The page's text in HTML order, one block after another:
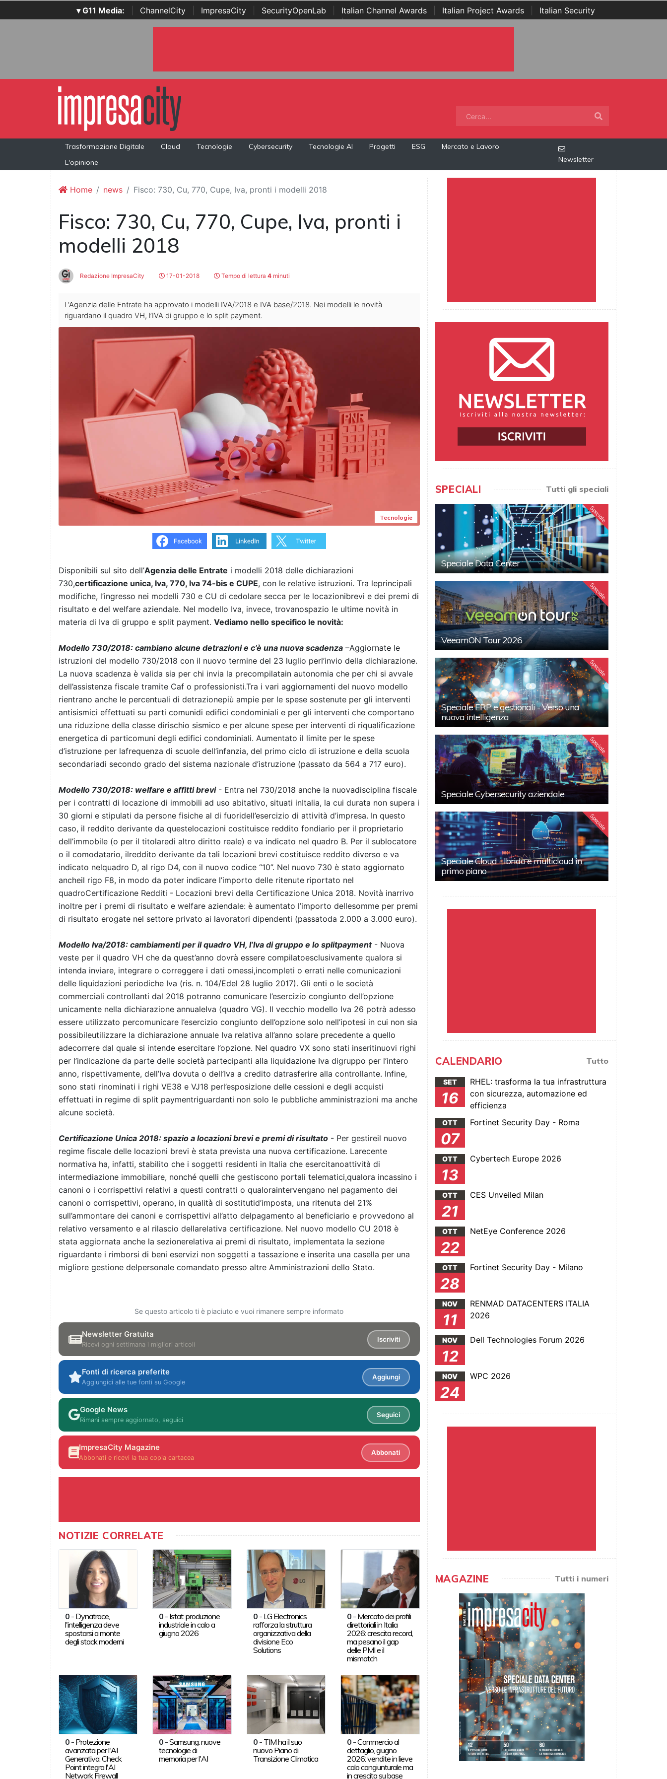
▾ G11 Media: ChannelCity ImpresaCity SecurityOpenLab Italian Channel Awards Italian Project Awards
Italian Security
Awards | ...
Trasformazione Digitale Cloud Tecnologie Cybersecurity Tecnologie AI Progetti ESG
Mercato e Lavoro
L'opinione
Newsletter
Home news Fisco: 730, Cu, 770, Cupe, Iva, pronti i modelli 2018
Fisco: 730, Cu, 770, Cupe, Iva, pronti i
modelli 2018
Redazione ImpresaCity 17-01-2018 Tempo di lettura 4 minuti
L'Agenzia delle Entrate ha approvato i modelli IVA/2018 e IVA base/2018. Nei modelli le novità
riguardano il quadro VH, l’IVA di gruppo e lo split payment.
Tecnologie
Disponibili sul sito dell’Agenzia delle Entrate i modelli 2018 delle dichiarazioni
730,certificazione unica, Iva, 770, Iva 74-bis e CUPE, con le relative istruzioni. Tra leprincipali
modifiche, l’ingresso nei modelli 730 e CU di cedolare secca per le locazionibrevi e dei premi di
risultato e del welfare aziendale. Nel modello Iva, invece, trovanospazio le ultime novità in
materia di Iva di gruppo e split payment. Vediamo nello specifico le novità:
Modello 730/2018: cambiano alcune detrazioni e c’è una nuova scadenza –Aggiornate le
istruzioni del modello 730/2018 con il nuovo termine del 23 luglio perl’invio della dichiarazione.
La nuova scadenza è valida sia per chi invia la precompilatain autonomia che per chi si avvale
dell’assistenza fiscale tramite Caf o professionisti.Tra i vari aggiornamenti del nuovo modello
rientrano anche le percentuali di detrazionepiù ampie per le spese sostenute per gli interventi
antisismici effettuati su parti comunidi edifici condominiali e per gli interventi che comportano
una riduzione della classe dirischio sismico e per alcune spese per interventi di riqualificazione
energetica di particomuni degli edifici condominiali. Aumentato il limite per le spese
d’istruzione per lafrequenza di scuole dell’infanzia, del primo ciclo di istruzione e della scuola
secondariadi secondo grado del sistema nazionale d’istruzione (passato da 564 a 717 euro).
Modello 730/2018: welfare e affitti brevi - Entra nel 730/2018 anche la nuovadisciplina fiscale
per i contratti di locazione di immobili ad uso abitativo, situati inItalia, la cui durata non supera i
30 giorni e stipulati da persone fisiche al di fuoridell’esercizio di attività d’impresa. In questo
caso, il reddito derivante da questelocazioni costituisce reddito fondiario per il proprietario
dell’immobile (o per il titolaredi altro diritto reale) e va indicato nel quadro B. Per il sublocatore
o il comodatario, ilreddito derivante da tali locazioni brevi costituisce reddito diverso e va
indicato nelquadro D, al rigo D4, con il nuovo codice “10”. Nel nuovo 730 è stato aggiornato
ancheil rigo F8, in modo da poter indicare l’importo delle ritenute riportato nel
quadroCertificazione Redditi - Locazioni brevi della Certificazione Unica 2018. Novità inarrivo
inoltre per i premi di risultato e welfare aziendale: è aumentato l’importo dellesomme per premi
di risultato erogate nel settore privato ai lavoratori dipendenti (passatoda 2.000 a 3.000 euro).
Modello Iva/2018: cambiamenti per il quadro VH, l’Iva di gruppo e lo splitpayment - Nuova
veste per il quadro VH che da quest’anno dovrà essere compilatoesclusivamente qualora si
intenda inviare, integrare o correggere i dati omessi,incompleti o errati nelle comunicazioni
delle liquidazioni periodiche Iva (ris. n. 104/Edel 28 luglio 2017). Gli enti o le società
commerciali controllanti dal 2018 potranno comunicare l’esercizio congiunto dell’opzione
unicamente nella dichiarazione annualeIva (quadro VG). Il vecchio modello Iva 26 potrà adesso
essere utilizzato percomunicare l’esercizio congiunto dell’opzione solo nell’ipotesi in cui non sia
possibileutilizzare la dichiarazione annuale Iva relativa all’anno solare precedente a quello
adecorrere dal quale si intende esercitare l’opzione. Nel quadro VX sono stati inseritinuovi righi
per l’indicazione da parte delle società partecipanti alla liquidazione Iva digruppo per l’intero
anno, rispettivamente, dell’Iva dovuta o dell’Iva a credito datrasferire alla controllante. Infine,
sono stati rinominati i righi VE38 e VJ18 perl’esposizione delle cessioni e degli acquisti
effettuati in regime di split paymentriguardanti non solo le pubbliche amministrazioni ma anche
alcune società.
Certificazione Unica 2018: spazio a locazioni brevi e premi di risultato - Per gestireil nuovo
regime fiscale delle locazioni brevi è stata prevista una nuova certificazione. Larecente
normativa ha, infatti, stabilito che i soggetti residenti in Italia che esercitanoattività di
intermediazione immobiliare, nonché quelli che gestiscono portali telematici,qualora incassino i
canoni o i corrispettivi relativi a questi contratti o qualoraintervengano nel pagamento dei
canoni o corrispettivi, operano, in qualità di sostitutid’imposta, una ritenuta del 21%
sull’ammontare dei canoni e corrispettivi all’atto delpagamento al beneficiario e provvedono al
relativo versamento e al rilascio dellarelativa certificazione. Nel nuovo modello CU 2018 è
stata aggiornata anche la sezionerelativa ai premi di risultato, implementata la sezione
riguardante i rimborsi di beni eservizi non soggetti a tassazione e inserita una casella per una
migliore gestione delpersonale comandato presso altre Amministrazioni dello Stato.
Se questo articolo ti è piaciuto e vuoi rimanere sempre informato
Newsletter Gratuita
Ricevi ogni settimana i migliori articoli
Iscriviti
Fonti di ricerca preferite
Aggiungici alle tue fonti su Google
Aggiungi
Google News
Rimani sempre aggiornato, seguici
Seguici
ImpresaCity Magazine
Abbonati e ricevi la tua copia cartacea
Abbonati
NOTIZIE CORRELATE
0- Dynatrace,
l'intelligenza deve
spostarsi a monte
degli stack moderni
0 - Istat: produzione
industriale in calo a
giugno 2026
0- LG Electronics
rafforza la struttura
organizzativa della
divisione Eco
Solutions
0 - Mercato dei profili
direttoriali in Italia
2026: crescita record,
ma pesano il gap
delle PMI e il
mismatch
0- Protezione
avanzata per l'AI
Generativa: Check
Point integra l'AI
Network Firewall
0 -Samsung: nuove
tecnologie di
memoria per l'AI
0- TIM ha il suo
nuovo Piano di
Transizione Climatica
0 -Commercio al
dettaglio, giugno
2026: vendite in lieve
calo congiunturale ma
in crescita su base
SPECIALI Tutti gli speciali
Speciale
Speciale Data Center
Speciale
VeeamON Tour 2026
Speciale
Speciale ERP e gestionali - Verso una
nuova intelligenza
Speciale
Speciale Cybersecurity aziendale
Speciale
Speciale Cloud - Ibrido e multicloud in
primo piano
CALENDARIO Tutto
SET
16
RHEL: trasforma la tua infrastruttura
con sicurezza, automazione ed
efficienza
OTT
07
Fortinet Security Day - Roma
OTT
13
Cybertech Europe 2026
OTT
21
CES Unveiled Milan
OTT
22
NetEye Conference 2026
OTT
28
Fortinet Security Day - Milano
NOV
11
RENMAD DATACENTERS ITALIA
2026
NOV
12
Dell Technologies Forum 2026
NOV
24
WPC 2026
MAGAZINE Tutti i numeri